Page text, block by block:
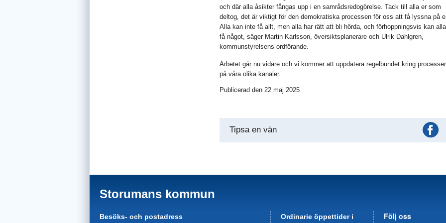
och där alla åsikter fångas upp i en samrådsredogörelse. Tack till alla er som
deltog, det är viktigt för den demokratiska processen för oss att få lyssna på
Alla kan inte få allt, men alla har rätt att bli hörda, och förhoppningsvis kan alla
få något, säger Martin Karlsson, översiktsplanerare och Ulrik Dahlgren,
kommunstyrelsens ordförande.
Arbetet går nu vidare och vi kommer att uppdatera regelbundet kring
på våra olika kanaler.
Publicerad den 22 maj 2025
Tipsa en vän
Storumans kommun
Besöks- och postadress Ordinarie öppettider i Följ oss